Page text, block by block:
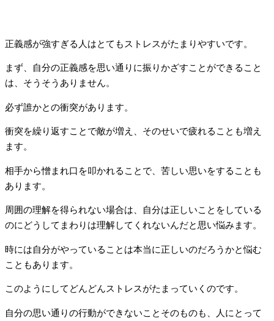
正義感が強すぎる人はとてもストレスがたまりやすいです。
まず、自分の正義感を思い通りに振りかざすことができること
は、そうそうありません。
必ず誰かとの衝突があります。
衝突を繰り返すことで敵が増え、そのせいで疲れることも増え
ます。
相手から憎まれ口を叩かれることで、苦しい思いをすることも
あります。
周囲の理解を得られない場合は、自分は正しいことをしている
のにどうしてまわりは理解してくれないんだと思い悩みます。
時には自分がやっていることは本当に正しいのだろうかと悩む
こともあります。
このようにしてどんどんストレスがたまっていくのです。
自分の思い通りの行動ができないことそのものも、人にとって